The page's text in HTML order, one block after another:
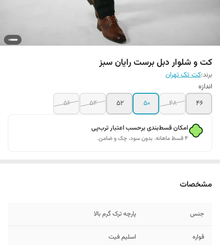
کت و شلوار دبل برست رایان سبز
برند:کت تک تهران
اندازه
۴۶
۴۸ ۵۰ ۵۲ ۵۴ ۵۶
امکان قسط‌بندی برحسب اعتبار ترب‌پی
۴ قسط ماهانه. بدون سود، چک و ضامن.
مشخصات
جنس پارچه ترک گرم بالا
قواره اسلیم فیت